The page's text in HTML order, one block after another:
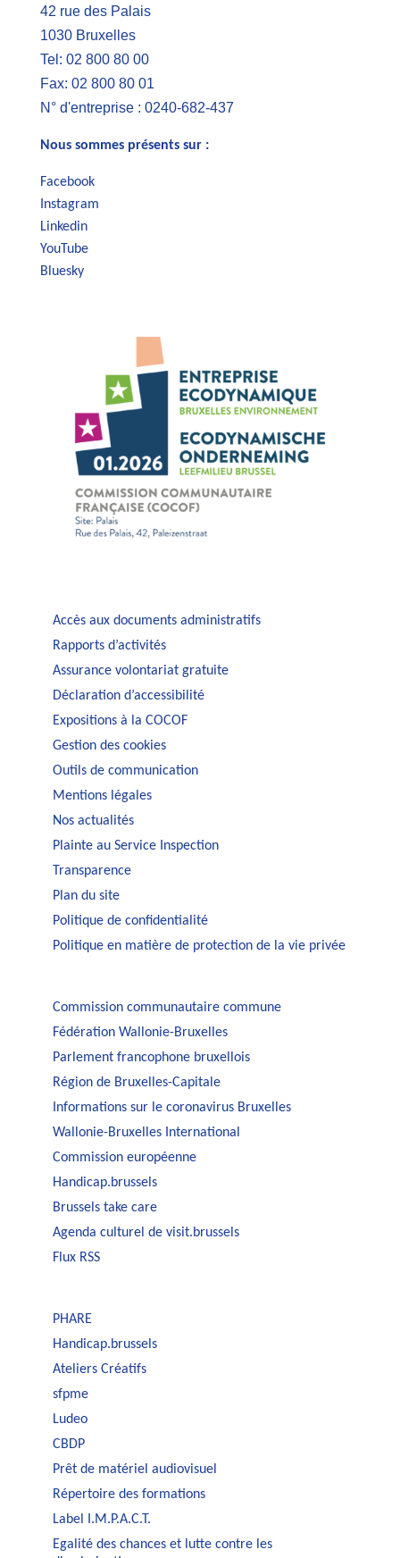
42 rue des Palais
1030 Bruxelles
Tel: 02 800 80 00
Fax: 02 800 80 01
N° d'entreprise : 0240-682-437
Nous sommes présents sur :
Facebook
Instagram
Linkedin
YouTube
Bluesky
Accès aux documents administratifs
Rapports d’activités
Assurance volontariat gratuite
Déclaration d’accessibilité
Expositions à la COCOF
Gestion des cookies
Outils de communication
Mentions légales
Nos actualités
Plainte au Service Inspection
Transparence
Plan du site
Politique de confidentialité
Politique en matière de protection de la vie privée
Commission communautaire commune
Fédération Wallonie-Bruxelles
Parlement francophone bruxellois
Région de Bruxelles-Capitale
Informations sur le coronavirus Bruxelles
Wallonie-Bruxelles International
Commission européenne
Handicap.brussels
Brussels take care
Agenda culturel de visit.brussels
Flux RSS
PHARE
Handicap.brussels
Ateliers Créatifs
sfpme
Ludeo
CBDP
Prêt de matériel audiovisuel
Répertoire des formations
Label I.M.P.A.C.T.
Egalité des chances et lutte contre les